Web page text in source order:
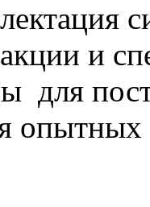
и
для